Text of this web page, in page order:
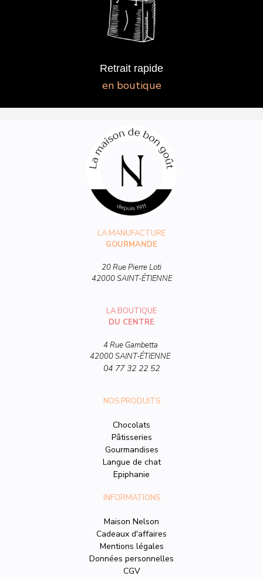
Retrait rapide
en boutique
LA MANUFACTURE
GOURMANDE
20 Rue Pierre Loti
42000 SAINT-ÉTIENNE
LA BOUTIQUE
DU CENTRE
4 Rue Gambetta
42000 SAINT-ÉTIENNE
04 77 32 22 52
NOS PRODUITS
Chocolats
Pâtisseries
Gourmandises
Langue de chat
Epiphanie
INFORMATIONS
Maison Nelson
Cadeaux d'affaires
Mentions légales
Données personnelles
CGV